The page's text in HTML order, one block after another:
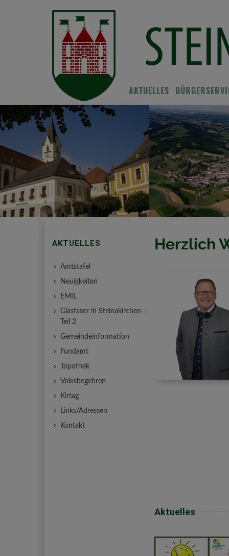
AKTUELLES
Herzlich
Aktuelles
AKTUELLES
Amtstafel
Neuigkeiten
EMIL
Glasfaser in Steinakirchen -
Teil 2
Gemeindeinformation
Fundamt
Topothek
Volksbegehren
Kirtag
Links/Adressen
Kontakt